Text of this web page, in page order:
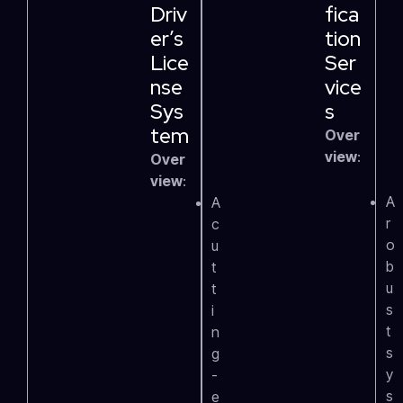
Driv
Er’s
Lice
Nse
Sys
Tem
Over
view:
A
c
u
t
t
i
n
g
-
e
Fica
Tion
Ser
Vice
S
Over
view:
A
r
o
b
u
s
t
s
y
s